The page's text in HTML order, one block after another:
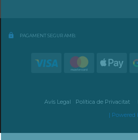
lock PAGAMENT SEGUR AMB:
Avís Legal Política de Privacitat
| Powered